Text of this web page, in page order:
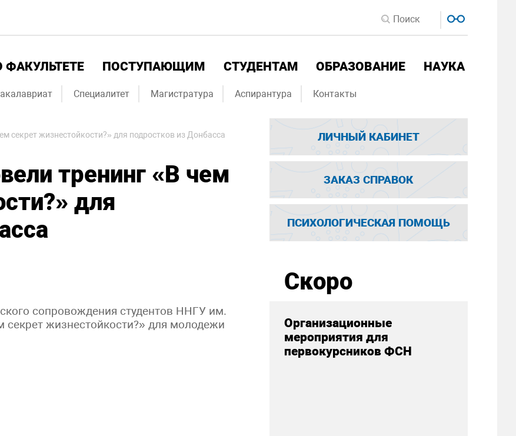
ФАКУЛЬТЕТЕ ПОСТУПАЮЩИМ СТУДЕНТАМ ОБРАЗОВАНИЕ НАУКА
Специалитет Магистратура Аспирантура Контакты
секрет жизнестойкости?» для подростков из Донбасса
тренинг «В чем
для
сопровождения студентов ННГУ им.
жизнестойкости?» для молодежи
ЛИЧНЫЙ КАБИНЕТ
ЗАКАЗ СПРАВОК
ПСИХОЛОГИЧЕСКАЯ ПОМОЩЬ
Скоро
Организационные
мероприятия для
первокурсников ФСН